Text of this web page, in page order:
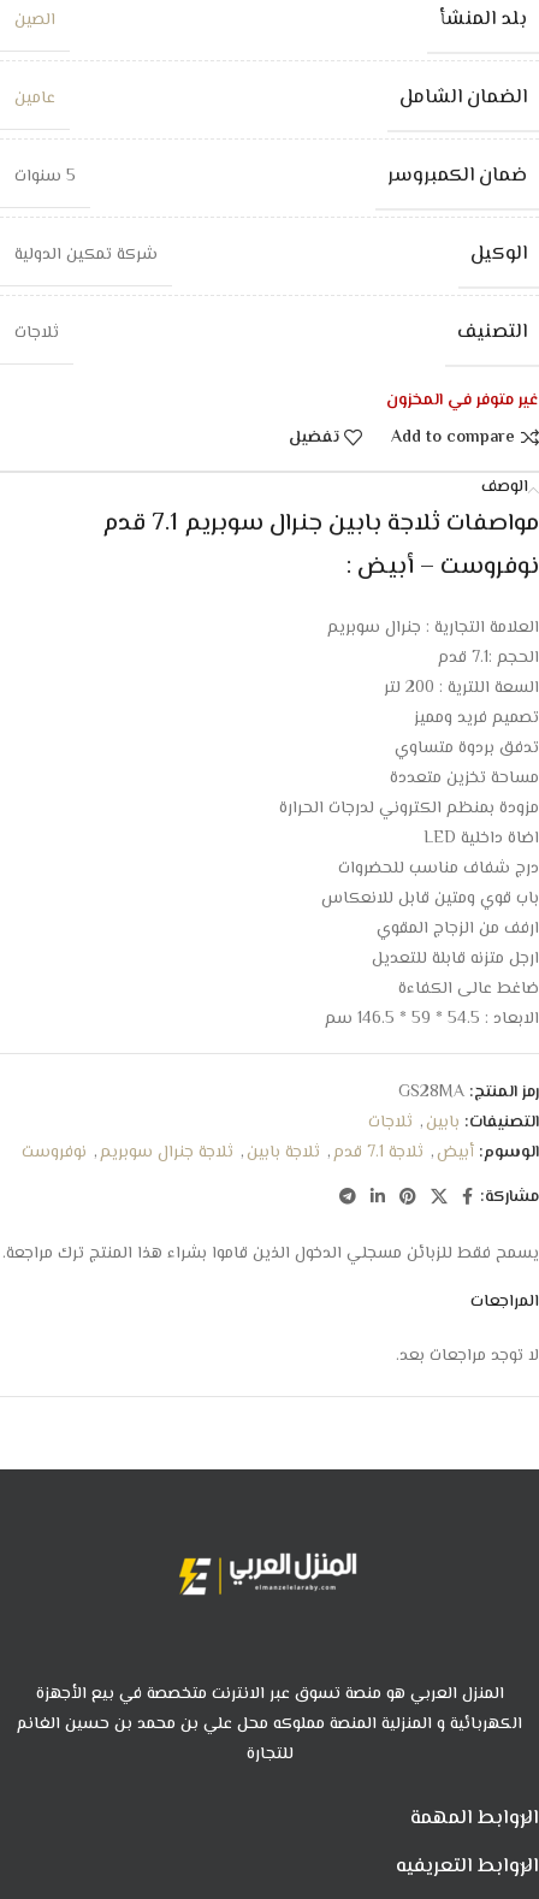
بلد المنشأ الصين
الضمان الشامل عامين
ضمان الكمبروسر 5 سنوات
الوكيل شركة تمكين الدولية
التصنيف ثلاجات
غير متوفر في المخزون
Add to compare
تفضيل
الوصف
مواصفات ثلاجة بابين جنرال سوبريم 7.1 قدم
نوفروست – أبيض :
العلامة التجارية : جنرال سوبريم
الحجم :7.1 قدم
السعة اللترية : 200 لتر
تصميم فريد ومميز
تدفق بردوة متساوي
مساحة تخزين متعددة
مزودة بمنظم الكتروني لدرجات الحرارة
اضاة داخلية LED
درج شفاف مناسب للحضروات
باب قوي ومتين قابل للانعكاس
ارفف من الزجاج المقوي
ارجل متزنه قابلة للتعديل
ضاغط عالى الكفاءة
الابعاد : 54.5 * 59 * 146.5 سم
رمز المنتج: GS28MA
التصنيفات: بابين, ثلاجات
الوسوم: أبيض, ثلاجة 7.1 قدم , ثلاجة بابين, ثلاجة جنرال سوبريم, نوفروست
مشاركة:
المراجعات
لا توجد مراجعات بعد.
يسمح فقط للزبائن مسجلي الدخول الذين قاموا بشراء هذا المنتج ترك مراجعة.
المنزل العربي هو منصة تسوق عبر الانترنت متخصصة في بيع الأجهزة
الكهربائية و المنزلية المنصة مملوكه محل علي بن محمد بن حسين الغانم
للتجارة
الروابط المهمة
الروابط التعريفيه